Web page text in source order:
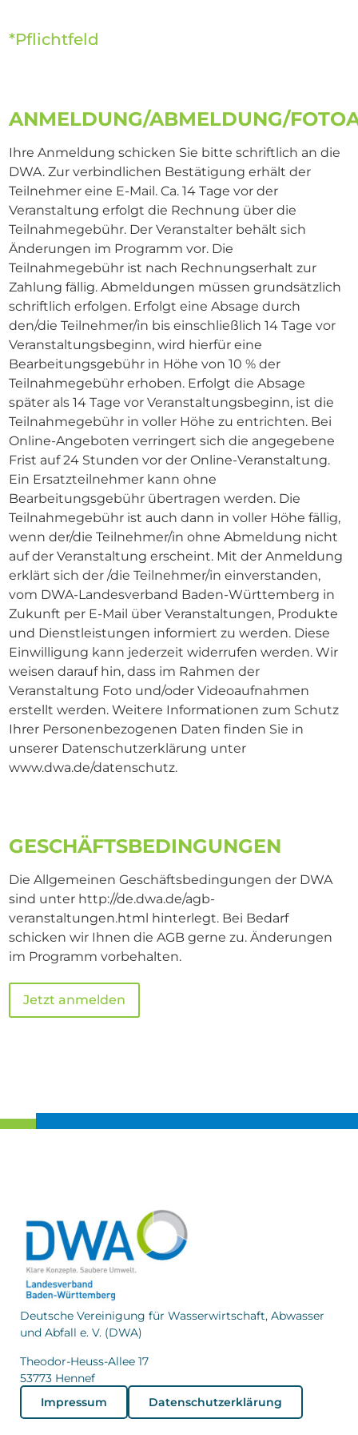
*Pflichtfeld
ANMELDUNG/ABMELDUNG/
Ihre Anmeldung schicken Sie bitte schriftlich an die
DWA. Zur verbindlichen Bestätigung erhält der
Teilnehmer eine E-Mail. Ca. 14 Tage vor der
Veranstaltung erfolgt die Rechnung über die
Teilnahmegebühr. Der Veranstalter behält sich
Änderungen im Programm vor. Die
Teilnahmegebühr ist nach Rechnungserhalt zur
Zahlung fällig. Abmeldungen müssen grundsätzlich
schriftlich erfolgen. Erfolgt eine Absage durch
den/die Teilnehmer/in bis einschließlich 14 Tage vor
Veranstaltungsbeginn, wird hierfür eine
Bearbeitungsgebühr in Höhe von 10 % der
Teilnahmegebühr erhoben. Erfolgt die Absage
später als 14 Tage vor Veranstaltungsbeginn, ist die
Teilnahmegebühr in voller Höhe zu entrichten. Bei
Online-Angeboten verringert sich die angegebene
Frist auf 24 Stunden vor der Online-Veranstaltung.
Ein Ersatzteilnehmer kann ohne
Bearbeitungsgebühr übertragen werden. Die
Teilnahmegebühr ist auch dann in voller Höhe fällig,
wenn der/die Teilnehmer/in ohne Abmeldung nicht
auf der Veranstaltung erscheint. Mit der Anmeldung
erklärt sich der /die Teilnehmer/in einverstanden,
vom DWA-Landesverband Baden-Württemberg in
Zukunft per E-Mail über Veranstaltungen, Produkte
und Dienstleistungen informiert zu werden. Diese
Einwilligung kann jederzeit widerrufen werden. Wir
weisen darauf hin, dass im Rahmen der
Veranstaltung Foto und/oder Videoaufnahmen
erstellt werden. Weitere Informationen zum Schutz
Ihrer Personenbezogenen Daten finden Sie in
unserer Datenschutzerklärung unter
www.dwa.de/datenschutz.
GESCHÄFTSBEDINGUNGEN
Die Allgemeinen Geschäftsbedingungen der DWA
sind unter http://de.dwa.de/agb-
veranstaltungen.html hinterlegt. Bei Bedarf
schicken wir Ihnen die AGB gerne zu. Änderungen
im Programm vorbehalten.
Jetzt anmelden
Deutsche Vereinigung für Wasserwirtschaft, Abwasser
und Abfall e. V. (DWA)
Theodor-Heuss-Allee 17
53773 Hennef
Impressum
Datenschutzerklärung